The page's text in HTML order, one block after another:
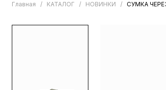
Главная / КАТАЛОГ / НОВИНКИ / СУМКА